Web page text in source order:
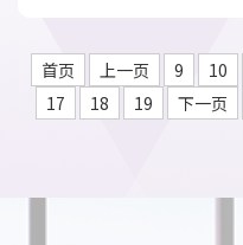
首页 上一页 9 10
17
18 19 下一页